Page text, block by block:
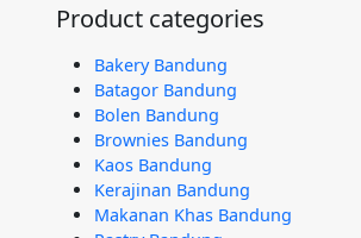
Product categories
Bakery Bandung
Batagor Bandung
Bolen Bandung
Brownies Bandung
Kaos Bandung
Kerajinan Bandung
Makanan Khas Bandung